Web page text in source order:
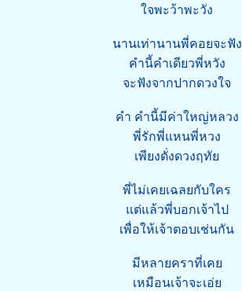
ใจพะว้าพะวัง
นานเท่านานพี่คอยจะฟัง
คำนี้คำเดียวพี่หวัง
จะฟังจากปากดวงใจ
คำ คำนี้มีค่าใหญ่หลวง
พี่รักพี่แหนพี่หวง
เพียงดั่งดวงฤทัย
พี่ไม่เคยเฉลยกับใคร
แต่แล้วพี่บอกเจ้าไป
เพื่อให้เจ้าตอบเช่นกัน
มีหลายคราที่เคย
เหมือนเจ้าจะเอ่ย